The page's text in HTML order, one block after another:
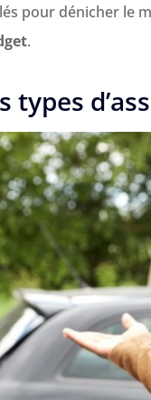
pour dénicher le
.